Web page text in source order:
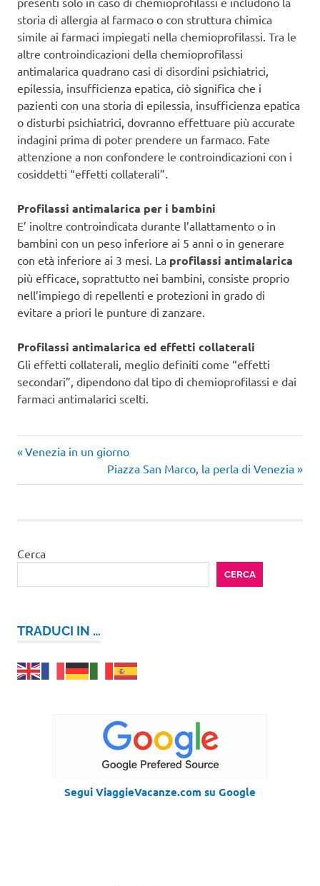
storia di allergia al farmaco o con struttura chimica
simile ai farmaci impiegati nella chemioprofilassi. Tra le
altre controindicazioni della chemioprofilassi
antimalarica quadrano casi di disordini psichiatrici,
epilessia, insufficienza epatica, ciò significa che i
pazienti con una storia di epilessia, insufficienza epatica
o disturbi psichiatrici, dovranno effettuare più accurate
indagini prima di poter prendere un farmaco. Fate
attenzione a non confondere le controindicazioni con i
cosiddetti “effetti collaterali”.
Profilassi antimalarica per i bambini
E’ inoltre controindicata durante l’allattamento o in
bambini con un peso inferiore ai 5 anni o in generare
con età inferiore ai 3 mesi. La profilassi antimalarica
più efficace, soprattutto nei bambini, consiste proprio
nell’impiego di repellenti e protezioni in grado di
evitare a priori le punture di zanzare.
Profilassi antimalarica ed effetti collaterali
Gli effetti collaterali, meglio definiti come “effetti
secondari”, dipendono dal tipo di chemioprofilassi e dai
farmaci antimalarici scelti.
Navigazione
articoli
Articolo
Venezia in un giorno
Articolo
successivo:
Piazza San Marco, la perla di Venezia
Cerca
CERCA
TRADUCI IN …
Segui ViaggieVacanze.com su Google